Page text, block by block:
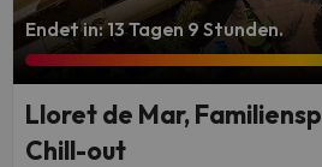
Endet in: 13 Tagen 9 Stunden.
Lloret de Mar,
Chill-out